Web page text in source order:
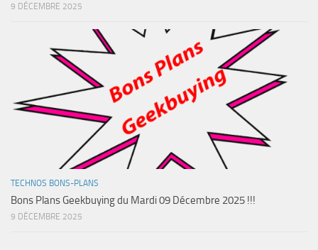
9 DÉCEMBRE 2025
TECHNOS BONS-PLANS
Bons Plans Geekbuying du Mardi 09 Décembre 2025 !!!
9 DÉCEMBRE 2025